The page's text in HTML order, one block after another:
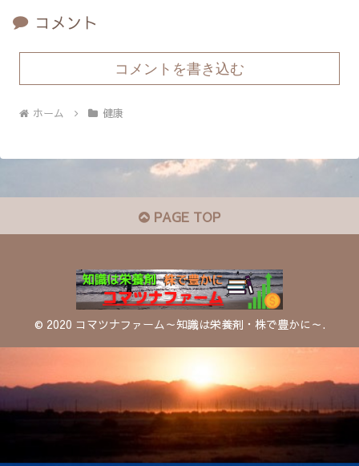
コメント
コメントを書き込む
ホーム 健康
PAGE TOP
© 2020 コマツナファーム～知識は栄養剤・株で豊かに～.